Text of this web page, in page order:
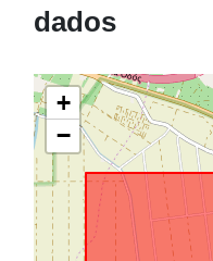
dados
+
−